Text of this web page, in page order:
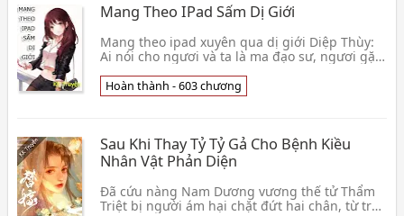
Mang Theo IPad Sấm Dị Giới
Mang theo ipad xuyên qua dị giới Diệp Thùy:
Ai nói cho ngươi và ta là ma đạo sư, ngươi gặp
Kiếm kỹ👦 Ly Hỏa Gia Nông Pháo
Hoàn thành - 603 chương
Sau Khi Thay Tỷ Tỷ Gả Cho Bệnh Kiều
Nhân Vật Phản Diện
Đã cứu nàng Nam Dương vương thế tử Thẩm
Triệt bị người ám hại chặt đứt hai chân, từ trời